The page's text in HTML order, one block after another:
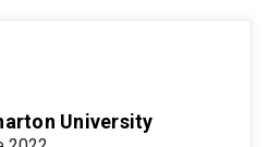
University